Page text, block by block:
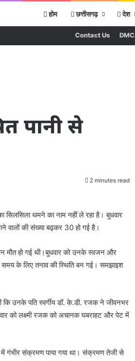
होम छत्तीसगढ़ देश
Contact Us
पानी से
2 minutes read
सिलसिला थमने का नाम नहीं ले रहा है। बुधवार
वालों की संख्या बढ़कर 30 हो गई है।
मौत हो गई थी।बुधवार को उनके स्वजन और
के लिए तनाव की स्थिति बन गई। समझाइश
कि उनके पति स्वर्गीय डॉ. के.डी. रजक ने जीवनभर
को लक्ष्मी रजक को अचानक घबराहट और पेट में
में गंभीर संक्रमण पाया गया था। संक्रमण तेजी से